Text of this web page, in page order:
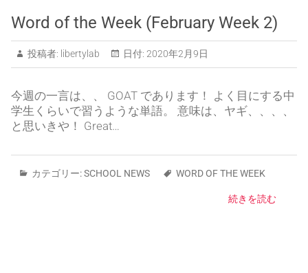
Word of the Week (February Week 2)
投稿者: libertylab 日付: 2020年2月9日
今週の一言は、、 GOAT であります！ よく目にする中
学生くらいで習うような単語。 意味は、ヤギ、、、、
と思いきや！ Great…
カテゴリー:SCHOOL NEWS WORD OF THE WEEK
続きを読む